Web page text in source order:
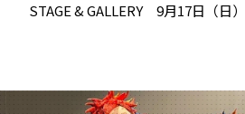
STAGE & GALLERY 9月17日（日）